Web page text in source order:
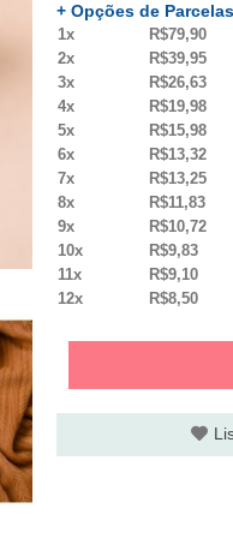
+ Opções de Parcelas
1x R$79,90
2x
R$39,95
3x
R$26,63
4x
R$19,98
5x
R$15,98
6x
R$13,32
7x
R$13,25
8x
R$11,83
9x
R$10,72
10x
R$9,83
11x
R$9,10
12x
R$8,50